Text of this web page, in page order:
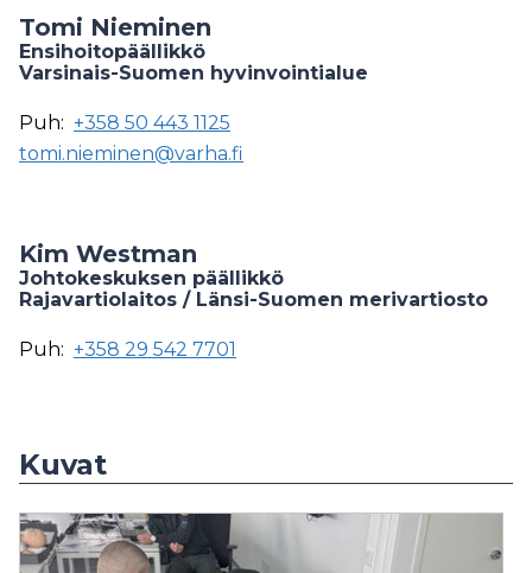
Tomi Nieminen
Ensihoitopäällikkö
Varsinais-Suomen hyvinvointialue
Puh: +358 50 443 1125
tomi.nieminen@varha.fi
Kim Westman
Johtokeskuksen päällikkö
Rajavartiolaitos / Länsi-Suomen merivartiosto
Puh: +358 29 542 7701
Kuvat